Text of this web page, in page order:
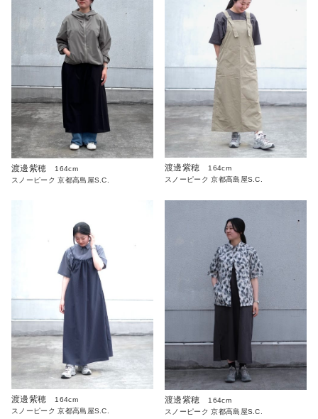
渡邊紫穂
164cm
スノーピーク 京都高島屋S.C.
渡邊紫穂
164cm
スノーピーク 京都高島屋S.C.
渡邊紫穂
164cm
スノーピーク 京都高島屋S.C.
渡邊紫穂
164cm
スノーピーク 京都高島屋S.C.